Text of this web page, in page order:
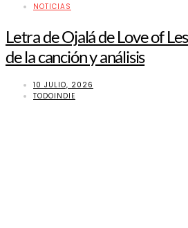
NOTICIAS
Letra de Ojalá de Love of
de la canción y análisis
10 JULIO, 2026
TODOINDIE